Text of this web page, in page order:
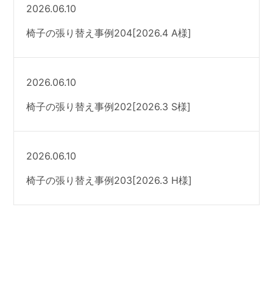
2026.06.10
椅子の張り替え事例204[2026.4 A様]
2026.06.10
椅子の張り替え事例202[2026.3 S様]
2026.06.10
椅子の張り替え事例203[2026.3 H様]